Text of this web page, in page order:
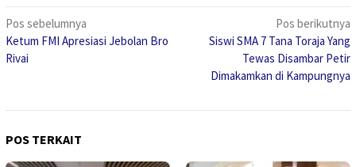
Navigasi
pos
Pos sebelumnya
Ketum FMI Apresiasi Jebolan Bro
Rivai
Pos berikutnya
Siswi SMA 7 Tana Toraja Yang
Tewas Disambar Petir
Dimakamkan di Kampungnya
POS TERKAIT